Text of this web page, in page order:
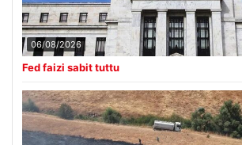
06/08/2026
Fed faizi sabit tuttu